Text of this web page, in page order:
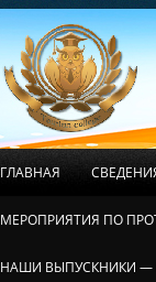
ГЛАВНАЯ
МЕРОПРИЯТИЯ ПО
НАШИ ВЫПУСКНИКИ —